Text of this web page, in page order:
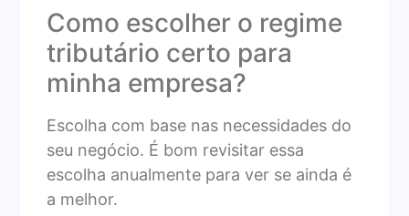
Como escolher o regime
tributário certo para
minha empresa?
Escolha com base nas necessidades do
seu negócio. É bom revisitar essa
escolha anualmente para ver se ainda é
a melhor.